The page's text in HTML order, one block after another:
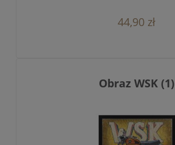
44,90 zł
Obraz WSK (1)